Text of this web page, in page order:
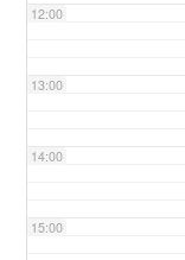
12:00
13:00
14:00
15:00